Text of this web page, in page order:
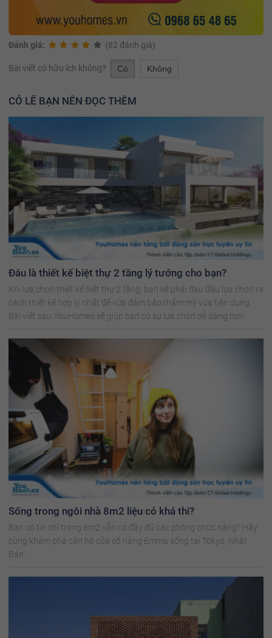
Đánh giá: (62 đánh giá)
Bài viết có hữu ích không? Có Không
CÓ LẼ BẠN NÊN ĐỌC THÊM
Đâu là thiết kế biệt thự 2 tầng lý tưởng cho bạn?
Khi lựa chọn thiết kế biệt thự 2 tầng, bạn sẽ phải đau đầu lựa chọn ra
cách thiết kế hợp lý nhất để vừa đảm bảo thẩm mỹ vừa tiện dụng.
Bài viết sau YouHomes sẽ giúp bạn có sự lựa chọn dễ dàng hơn.
Sống trong ngôi nhà 8m2 liệu có khả thi?
Bạn có tin chỉ trong 8m2 vẫn có đầy đủ các phòng chức năng? Hãy
cùng khám phá căn hộ của cô nàng Emma sống tại Tokyo, Nhật
Bản.